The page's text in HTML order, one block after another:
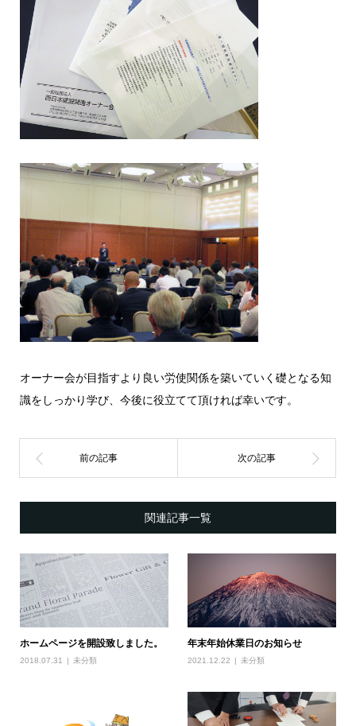
オーナー会が目指すより良い労使関係を築いていく礎となる知
識をしっかり学び、今後に役立てて頂ければ幸いです。
関連記事一覧
ホームページを開設致しました。
2018.07.31 未分類
年末年始休業日のお知らせ
2021.12.22 未分類